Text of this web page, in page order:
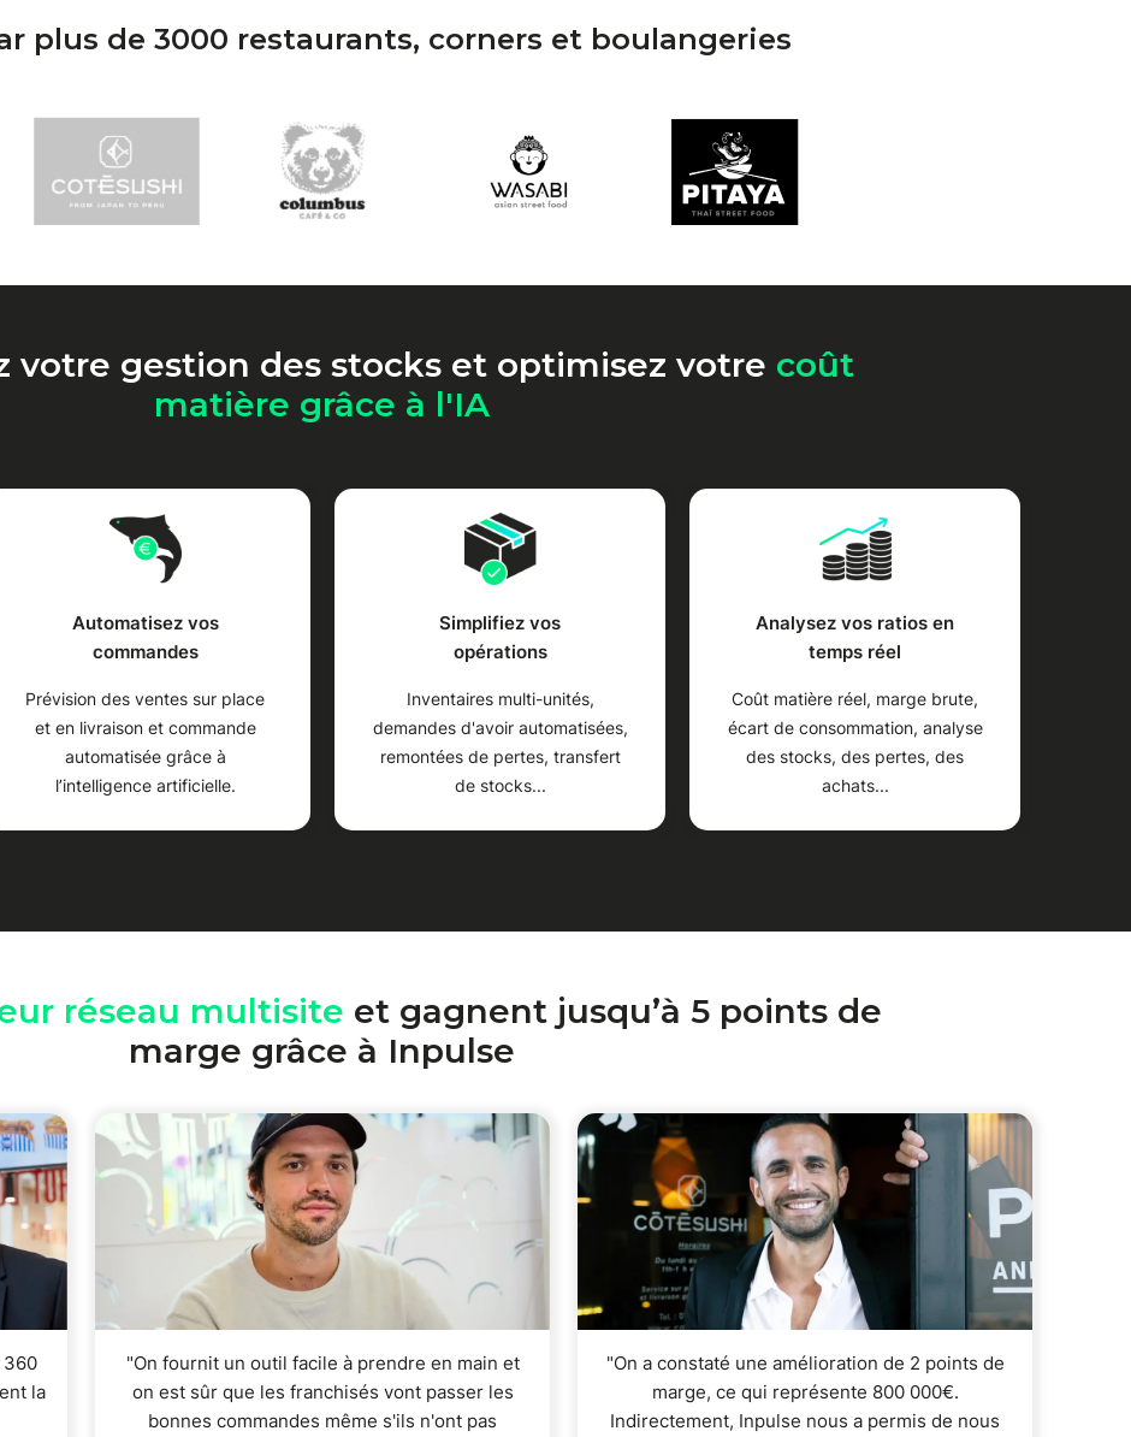
plus de 3000 restaurants, corners et boulangeries
votre gestion des stocks et optimisez votre coût
matière grâce à l'IA
Automatisez vos
commandes
Prévision des ventes sur place
et en livraison et commande
automatisée grâce à
l’intelligence artificielle.
Simplifiez vos
opérations
Inventaires multi-unités,
demandes d'avoir automatisées,
remontées de pertes, transfert
de stocks...
Analysez vos ratios en
temps réel
Coût matière réel, marge brute,
écart de consommation, analyse
des stocks, des pertes, des
achats...
réseau multisite et gagnent jusqu’à 5 points de
marge grâce à Inpulse
360
la
"On fournit un outil facile à prendre en main et
on est sûr que les franchisés vont passer les
bonnes commandes même s'ils n'ont pas
"On a constaté une amélioration de 2 points de
marge, ce qui représente 800 000€.
Indirectement, Inpulse nous a permis de nous